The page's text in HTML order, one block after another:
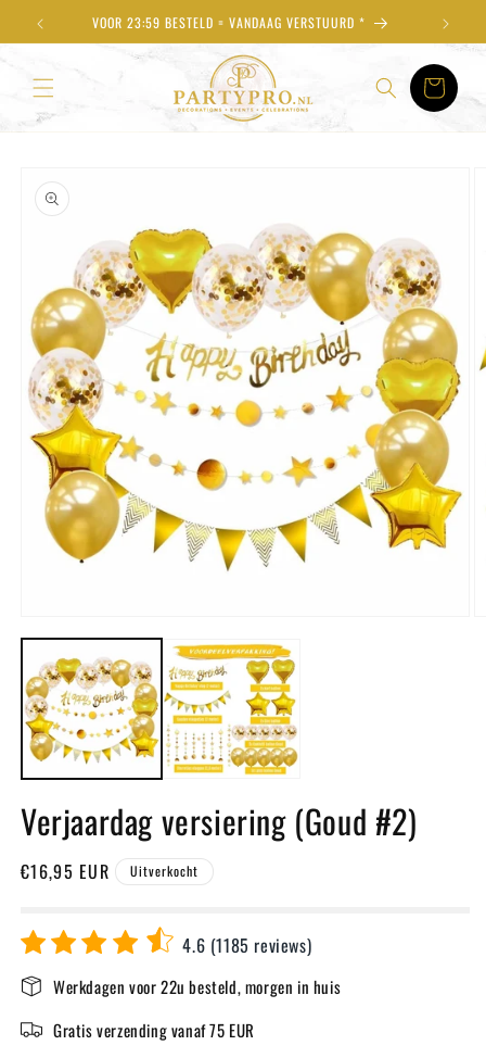
naar de
content
VOOR 23:59 BESTELD = VANDAAG VERSTUURD *
Winkelwagen
Ga direct naar
productinformatie
1
openen
modaal
Verjaardag versiering (Goud #2)
Normale
€16,95 EUR Uitverkocht
4.6 (1185 reviews)
Werkdagen voor 22u besteld, morgen in huis
Gratis verzending vanaf 75 EUR